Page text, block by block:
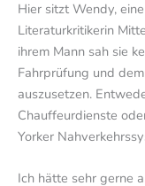
Hier sitzt Wendy,
Literaturkritikerin
ihrem Mann sah sie
Fahrprüfung und
auszusetzen.
Chauffeurdienste
Yorker
Ich hätte sehr gerne